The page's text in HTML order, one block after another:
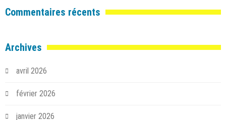
Commentaires récents
Archives
avril 2026
février 2026
janvier 2026